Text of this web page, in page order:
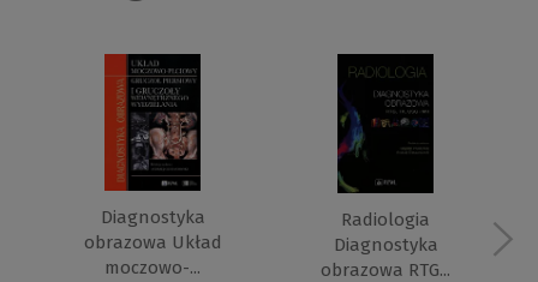
Diagnostyka
obrazowa Układ
moczowo-...
Radiologia
Diagnostyka
obrazowa RTG...